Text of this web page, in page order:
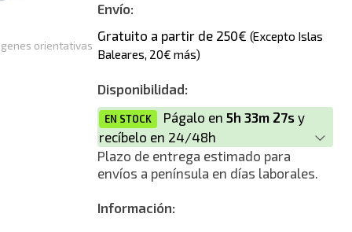
Envío:
Gratuito a partir de 250€ (Excepto Islas
Baleares, 20€ más)
Disponibilidad:
EN STOCK Págalo en 5h 33m 27s y
recíbelo en 24/48h
Plazo de entrega estimado para
envíos a península en días laborales.
Información:
orientativas